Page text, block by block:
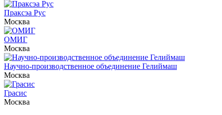
Праксэа Рус
Москва
ОМИГ
Москва
Научно-производственное объединение Гелиймаш
Москва
Грасис
Москва